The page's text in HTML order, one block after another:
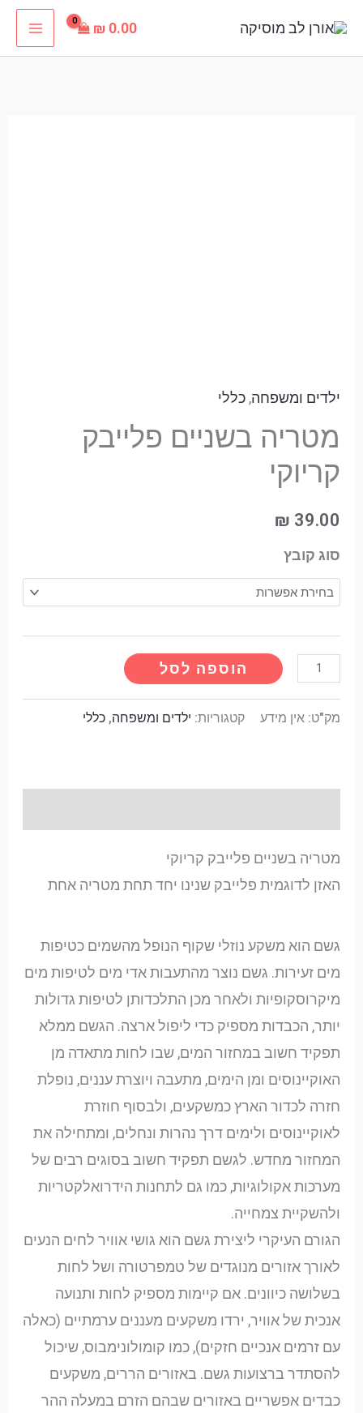
לתוכן
₪ 0.00
ילדים ומשפחה, כללי
מטריה בשניים פלייבק
קריוקי
₪ 39.00
סוג קובץ
הוספה לסל Alternative:
מק"ט: אין מידע קטגוריות: ילדים ומשפחה, כללי
מטריה בשניים פלייבק קריוקי
האזן לדוגמית פלייבק שנינו יחד תחת מטריה אחת
גשם הוא משקע נוזלי שקוף הנופל מהשמים כטיפות
מים זעירות. גשם נוצר מהתעבות אדי מים לטיפות מים
מיקרוסקופיות ולאחר מכן התלכדותן לטיפות גדולות
יותר, הכבדות מספיק כדי ליפול ארצה. הגשם ממלא
תפקיד חשוב במחזור המים, שבו לחות מתאדה מן
האוקיינוסים ומן הימים, מתעבה ויוצרת עננים, נופלת
חזרה לכדור הארץ כמשקעים, ולבסוף חוזרת
לאוקיינוסים ולימים דרך נהרות ונחלים, ומתחילה את
המחזור מחדש. לגשם תפקיד חשוב בסוגים רבים של
מערכות אקולוגיות, כמו גם לתחנות הידרואלקטריות
ולהשקיית צמחייה.
הגורם העיקרי ליצירת גשם הוא גושי אוויר לחים הנעים
לאורך אזורים מנוגדים של טמפרטורה ושל לחות
בשלושה כיוונים. אם קיימות מספיק לחות ותנועה
אנכית של אוויר, ירדו משקעים מעננים ערמתיים (כאלה
עם זרמים אנכיים חזקים), כמו קומולונימבוס, שיכול
להסתדר ברצועות גשם. באזורים הררים, משקעים
כבדים אפשריים באזורים שבהם הזרם במעלה ההר